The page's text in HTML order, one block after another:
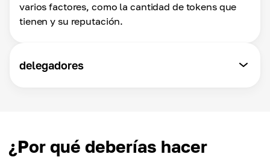
varios factores, como la cantidad de tokens que
tienen y su reputación.
delegadores
¿Por qué deberías hacer